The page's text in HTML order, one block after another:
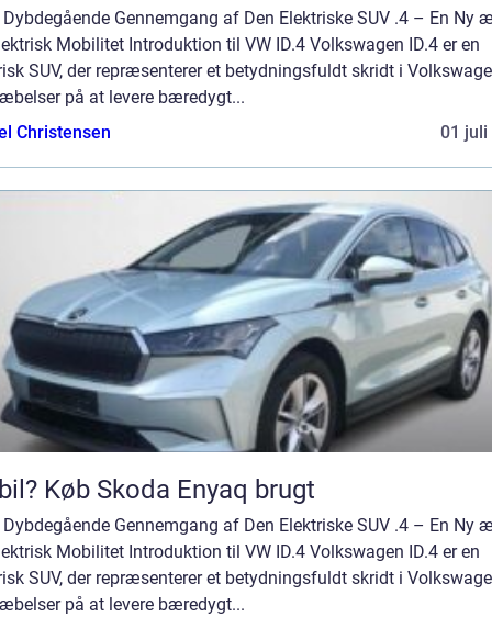
Dybdegående Gennemgang af Den Elektriske SUV .4 – En Ny
Mobilitet Introduktion til VW ID.4 Volkswagen ID.4 er en
SUV, der repræsenterer et betydningsfuldt skridt i
på at levere bæredygt...
Christensen
01 juli
Køb Skoda Enyaq brugt
Dybdegående Gennemgang af Den Elektriske SUV .4 – En Ny
Mobilitet Introduktion til VW ID.4 Volkswagen ID.4 er en
SUV, der repræsenterer et betydningsfuldt skridt i
på at levere bæredygt...